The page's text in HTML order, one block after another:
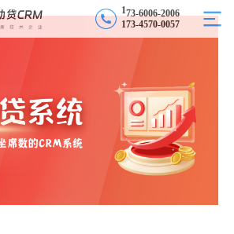
173-6006-2006
173-4570-0057